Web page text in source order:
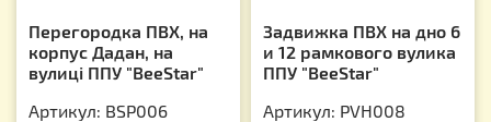
Перегородка ПВХ, на
корпус Дадан, на
вулиці ППУ "BeeStar"
Артикул: BSP006
Задвижка ПВХ на дно 6
и 12 рамкового вулика
ППУ "BeeStar"
Артикул: PVH008